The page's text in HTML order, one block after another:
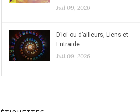
Juil 09, 2026
D’ici ou d’ailleurs, Liens et
Entraide
Juil 09, 2026